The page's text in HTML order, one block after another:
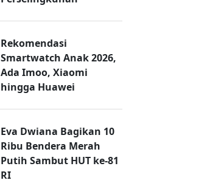
Rekomendasi
Smartwatch Anak 2026,
Ada Imoo, Xiaomi
hingga Huawei
Eva Dwiana Bagikan 10
Ribu Bendera Merah
Putih Sambut HUT ke-81
RI